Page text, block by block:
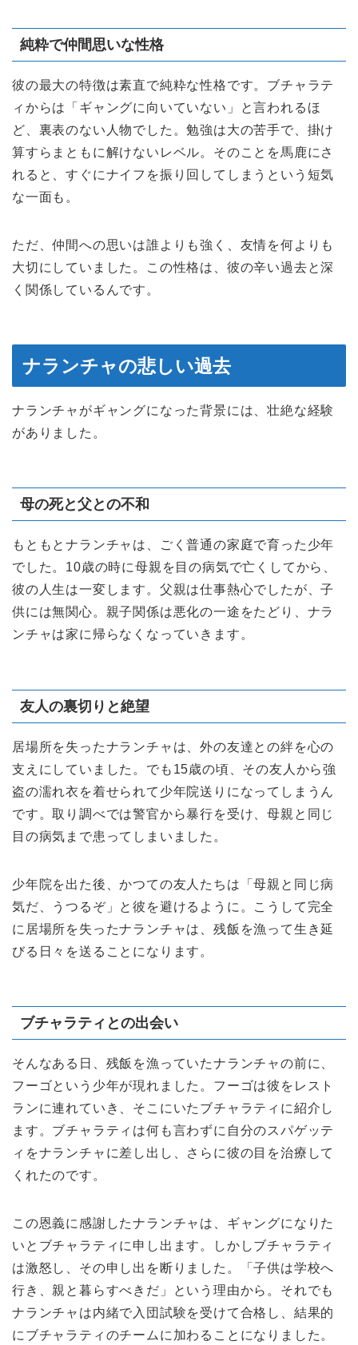
純粋で仲間思いな性格
彼の最大の特徴は素直で純粋な性格です。ブチャラテ
ィからは「ギャングに向いていない」と言われるほ
ど、裏表のない人物でした。勉強は大の苦手で、掛け
算すらまともに解けないレベル。そのことを馬鹿にさ
れると、すぐにナイフを振り回してしまうという短気
な一面も。
ただ、仲間への思いは誰よりも強く、友情を何よりも
大切にしていました。この性格は、彼の辛い過去と深
く関係しているんです。
ナランチャの悲しい過去
ナランチャがギャングになった背景には、壮絶な経験
がありました。
母の死と父との不和
もともとナランチャは、ごく普通の家庭で育った少年
でした。10歳の時に母親を目の病気で亡くしてから、
彼の人生は一変します。父親は仕事熱心でしたが、子
供には無関心。親子関係は悪化の一途をたどり、ナラ
ンチャは家に帰らなくなっていきます。
友人の裏切りと絶望
居場所を失ったナランチャは、外の友達との絆を心の
支えにしていました。でも15歳の頃、その友人から強
盗の濡れ衣を着せられて少年院送りになってしまうん
です。取り調べでは警官から暴行を受け、母親と同じ
目の病気まで患ってしまいました。
少年院を出た後、かつての友人たちは「母親と同じ病
気だ、うつるぞ」と彼を避けるように。こうして完全
に居場所を失ったナランチャは、残飯を漁って生き延
びる日々を送ることになります。
ブチャラティとの出会い
そんなある日、残飯を漁っていたナランチャの前に、
フーゴという少年が現れました。フーゴは彼をレスト
ランに連れていき、そこにいたブチャラティに紹介し
ます。ブチャラティは何も言わずに自分のスパゲッテ
ィをナランチャに差し出し、さらに彼の目を治療して
くれたのです。
この恩義に感謝したナランチャは、ギャングになりた
いとブチャラティに申し出ます。しかしブチャラティ
は激怒し、その申し出を断りました。「子供は学校へ
行き、親と暮らすべきだ」という理由から。それでも
ナランチャは内緒で入団試験を受けて合格し、結果的
にブチャラティのチームに加わることになりました。